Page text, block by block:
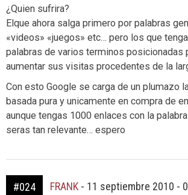
¿Quien sufrira?
Elque ahora salga primero por palabras
«videos» «juegos» etc… pero los que
palabras de varios terminos posicionadas
aumentar sus visitas procedentes de la
Con esto Google se carga de un plumazo
basada pura y unicamente en compra de
aunque tengas 1000 enlaces con la
seras tan relevante… espero
#024 FRANK - 11 septiembre 2010 -